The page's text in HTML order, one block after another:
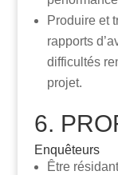
Produire et
rapports
difficultés
projet.
6.
Enquêteurs
Être